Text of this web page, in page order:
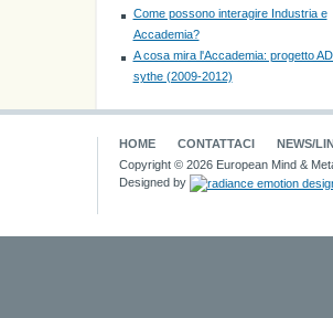
Come possono interagire Industria e
Accademia?
A cosa mira l'Accademia: progetto
sythe (2009-2012)
HOME CONTATTACI
NEWS/
Copyright © 2026 European Mind &
Designed by